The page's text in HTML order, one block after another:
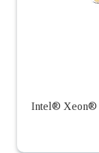
Intel® Xeon®